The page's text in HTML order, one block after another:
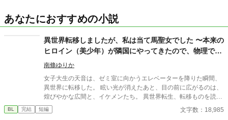
あなたにおすすめの小説
異世界転移しましたが、私は当て馬聖女でした 〜本来の
ヒロイン（美少年）が隣国にやってきたので、物理で更
地を作ります〜
南條ゆりか
女子大生の天音は、ゼミ室に向かうエレベーターを降りた瞬間、
異世界に転移した。 眩い光が消えたあと、目の前に広がるのは、
煌びやかな広間と、イケメンたち。 異世界転生、転移ものを読み
漁っている天音は、瞬時に自分に与えられた「聖女」の役割を察
するのだが……。 どうやら、この世界はそう一筋縄ではいかない
BL 完結 短編 文字数：18,985